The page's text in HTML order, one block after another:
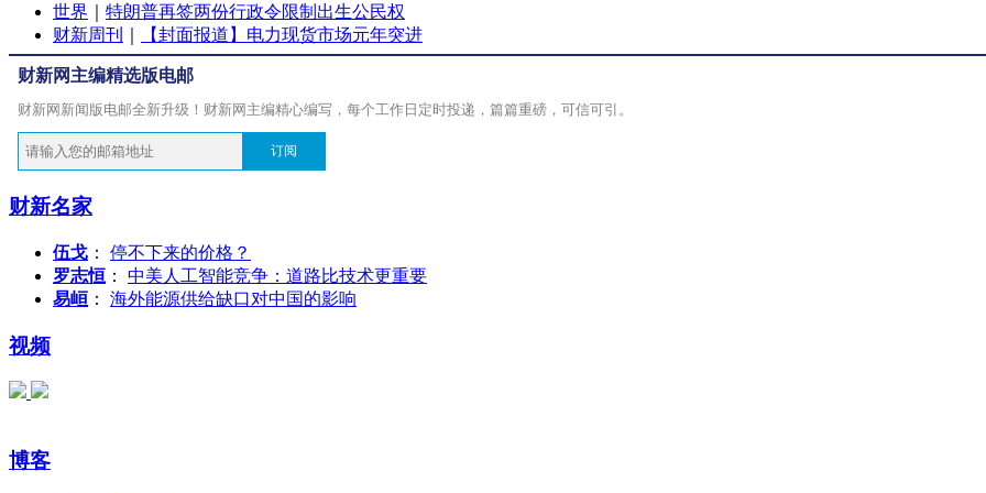
世界
特朗普再签两份行政令限制出生公民权
财新周刊
【封面报道】电力现货市场元年突进
财新网主编精选版电邮
财新网新闻版电邮全新升级！财新网主编精心编写，每个工作日定时投递，篇篇重磅，可信可引。
订阅
财新名家
伍戈 ： 停不下来的价格？
罗志恒 ： 中美人工智能竞争：道路比技术更重要
易峘 ： 海外能源供给缺口对中国的影响
视频
博客